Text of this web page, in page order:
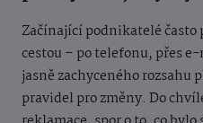
Začínající podnikatelé
cestou – po telefonu, přes
jasně zachyceného
pravidel pro změny. Do